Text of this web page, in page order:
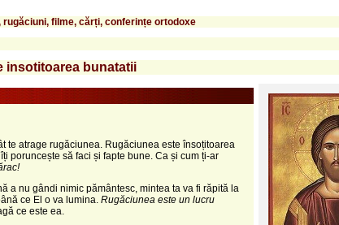
filme, cărți, conferințe ortodoxe
insotitoarea bunatatii
te atrage rugăciunea. Rugăciunea este însoțitoarea
poruncește să faci și fapte bune. Ca și cum ți-ar
a nu gândi nimic pământesc, mintea ta va fi răpită la
ce El o va lumina. Rugăciunea este un lucru
ce este ea.